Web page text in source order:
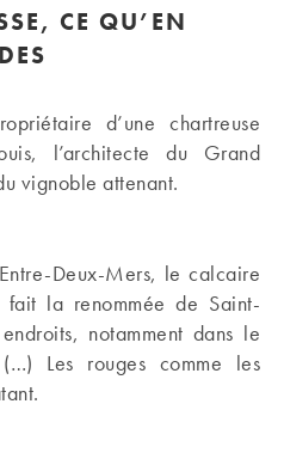
CE QU’EN
d’une chartreuse
l’architecte du Grand
vignoble attenant.
Deux-Mers, le calcaire
la renommée de Saint-
notamment dans le
Les rouges comme les